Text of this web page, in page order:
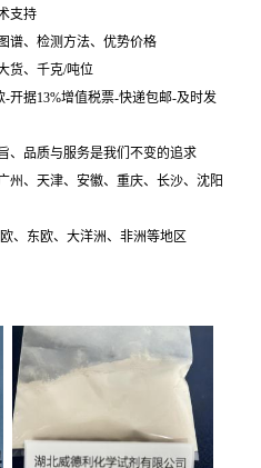
支持
谱、检测方法、优势价格
货、千克/吨位
开据13%增值税票-快递包邮-及时发
、品质与服务是我们不变的追求
州、天津、安徽、重庆、长沙、沈阳
、东欧、大洋洲、非洲等地区